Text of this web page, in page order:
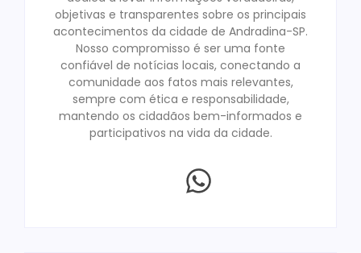
objetivas e transparentes sobre os principais
acontecimentos da cidade de Andradina-SP.
Nosso compromisso é ser uma fonte
confiável de notícias locais, conectando a
comunidade aos fatos mais relevantes,
sempre com ética e responsabilidade,
mantendo os cidadãos bem-informados e
participativos na vida da cidade.